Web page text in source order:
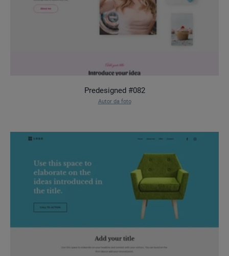
Predesigned #082
Autor da foto